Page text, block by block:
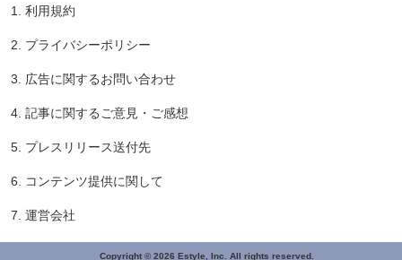
1. 利用規約
2. プライバシーポリシー
3. 広告に関するお問い合わせ
4. 記事に関するご意見・ご感想
5. プレスリリース送付先
6. コンテンツ提供に関して
7. 運営会社
Copyright © 2026 Estyle, Inc. All rights reserved.